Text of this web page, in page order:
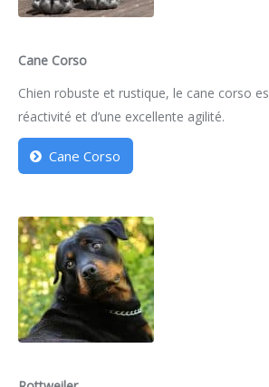
Cane Corso
Chien robuste et rustique, le cane corso
réactivité et d’une excellente agilité.
Cane Corso